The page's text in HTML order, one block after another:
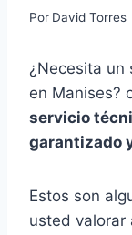
Por David Torres
¿Necesita un
en Manises?
servicio
garantizado
Estos son
usted valorar